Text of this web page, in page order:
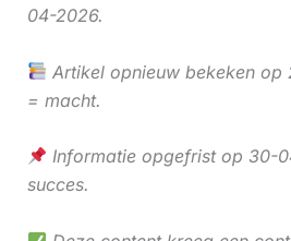
04-2026.
Artikel opnieuw bekeken
= macht.
Informatie opgefrist op 30-
succes.